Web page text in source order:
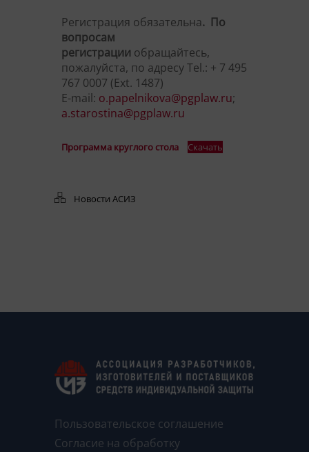
Регистрация обязательна. По
вопросам
регистрации обращайтесь,
пожалуйста, по адресу Tel.: + 7 495
767 0007 (Ext. 1487)
E-mail: o.papelnikova@pgplaw.ru;
a.starostina@pgplaw.ru
Программа круглого стола Скачать
Новости АСИЗ
Пользовательское соглашение
Согласие на обработку